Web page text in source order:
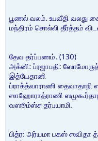
பூணல் வலம். உபவீதி வலது
மந்திரம் சொல்லி தீர்த்தம்
தேவ தர்ப்பணம். (130)
அக்னி: ப்ரஜாபதி:
இத்யேதானி
ப்ராக்த்வாராணி
ஸாஹோராத்ராணி
வஸூம்ஸ்ச தர்பயாமி.
பித்ர: அர்யமா பகஸ் ஸவிதா